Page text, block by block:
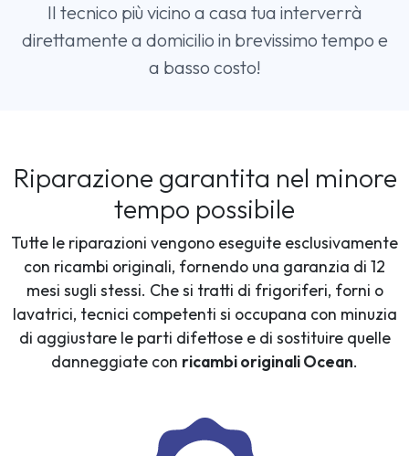
Il tecnico più vicino a casa tua interverrà
direttamente a domicilio in brevissimo tempo e
a basso costo!
Riparazione garantita nel minore
tempo possibile
Tutte le riparazioni vengono eseguite esclusivamente
con ricambi originali, fornendo una garanzia di 12
mesi sugli stessi. Che si tratti di frigoriferi, forni o
lavatrici, tecnici competenti si occupana con minuzia
di aggiustare le parti difettose e di sostituire quelle
danneggiate con ricambi originali Ocean.